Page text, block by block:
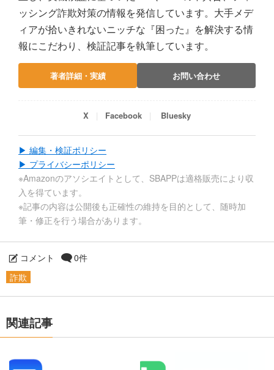
ッシング詐欺対策の情報を発信しています。大手メデ
ィアが拾いきれないニッチな『困った』を解決する情
報にこだわり、検証記事を執筆しています。
著者詳細・実績 お問い合わせ
X Facebook Bluesky
▶ 編集・検証ポリシー
▶ プライバシーポリシー
※Amazonのアソシエイトとして、SBAPPは適格販売により収
入を得ています。
※記事の内容は公開後も正確性の維持を目的として、随時加
筆・修正を行う場合があります。
コメント
0件
詐欺
関連記事